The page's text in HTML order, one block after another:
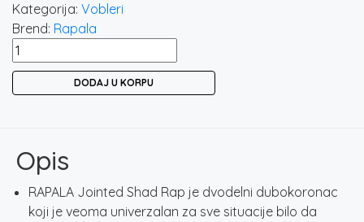
Kategorija: Vobleri
Brend: Rapala
RAPALA
JONTED
količina
DODAJ U KORPU
Opis
RAPALA Jointed Shad Rap je dvodelni dubokoronac
koji je veoma univerzalan za sve situacije bilo da